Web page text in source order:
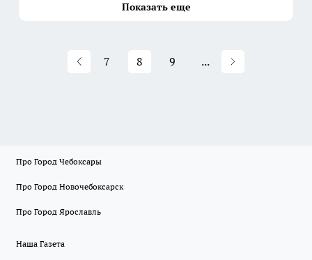
Показать еще
7 8 9 ...
Про Город Чебоксары
Про Город Новочебоксарск
Про Город Ярославль
Наша Газета